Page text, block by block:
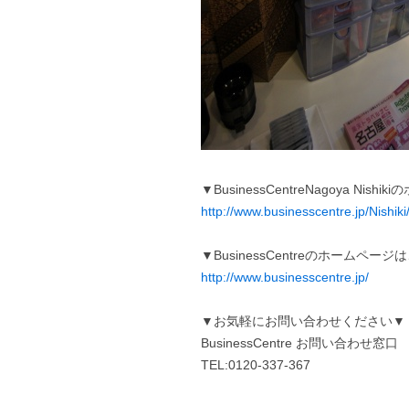
▼BusinessCentreNagoya Nishiki
http://www.businesscentre.jp/Nishiki/
▼BusinessCentreのホームページ
http://www.businesscentre.jp/
▼お気軽にお問い合わせください▼
BusinessCentre お問い合わせ窓口
TEL:0120-337-367